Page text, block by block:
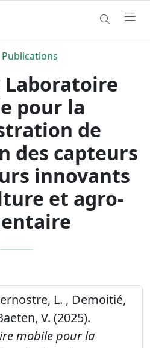
Publications
Laboratoire
pour la
de
des capteurs
innovants
et agro-
L. , Demoitié,
V. (2025).
mobile pour la